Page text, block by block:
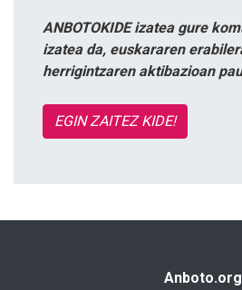
ANBOTOKIDE izatea gure
izatea da, euskararen
herrigintzaren aktibazioan
EGIN ZAITEZ KIDE!
Anboto.org